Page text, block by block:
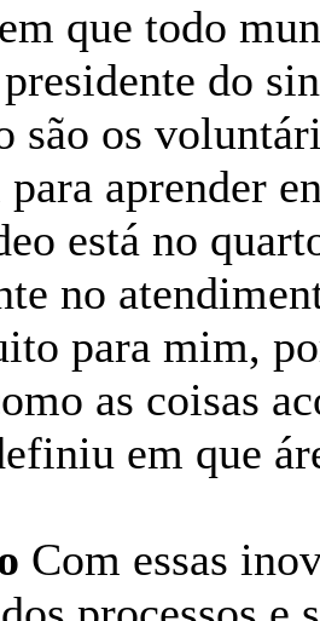
que todo
do
são os
aprender
está no
no
para mim,
as coisas
em que
Com essas